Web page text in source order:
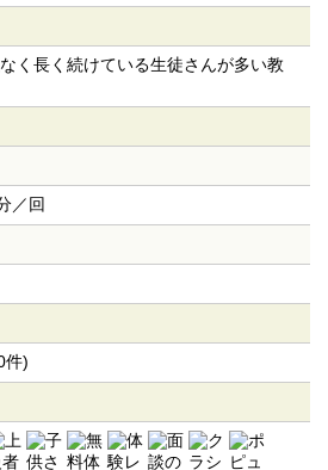
く長く続けている生徒さんが多い教
／回
件)